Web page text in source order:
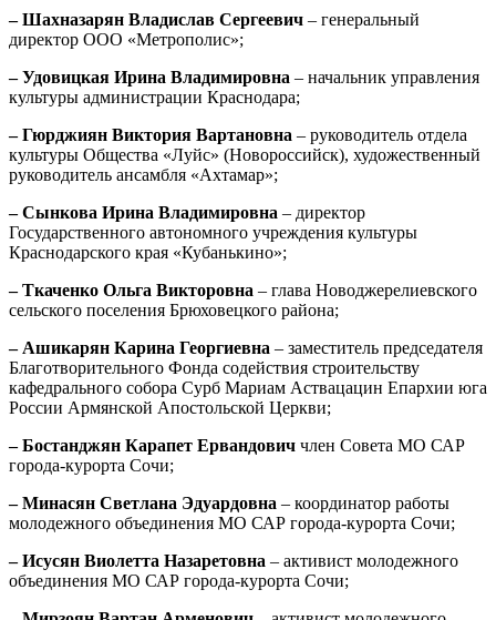
– Шахназарян Владислав Сергеевич – генеральный
директор ООО «Метрополис»;
– Удовицкая Ирина Владимировна – начальник управления
культуры администрации Краснодара;
– Гюрджиян Виктория Вартановна – руководитель отдела
культуры Общества «Луйс» (Новороссийск), художественный
руководитель ансамбля «Ахтамар»;
– Сынкова Ирина Владимировна – директор
Государственного автономного учреждения культуры
Краснодарского края «Кубанькино»;
– Ткаченко Ольга Викторовна – глава Новоджерелиевского
сельского поселения Брюховецкого района;
– Ашикарян Карина Георгиевна – заместитель председателя
Благотворительного Фонда содействия строительству
кафедрального собора Сурб Мариам Аствацацин Епархии юга
России Армянской Апостольской Церкви;
– Бостанджян Карапет Ервандович член Совета МО САР
города-курорта Сочи;
– Минасян Светлана Эдуардовна – координатор работы
молодежного объединения МО САР города-курорта Сочи;
– Исусян Виолетта Назаретовна – активист молодежного
объединения МО САР города-курорта Сочи;